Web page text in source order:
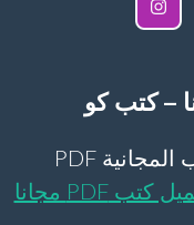
موقع كتب كو لـ تحميل الكتب المجانية PDF
تحميل كتب PDF مجانا